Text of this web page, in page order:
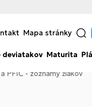
Mapa stránky
deviatakov Maturita
PFIČ - zoznamy žiakov